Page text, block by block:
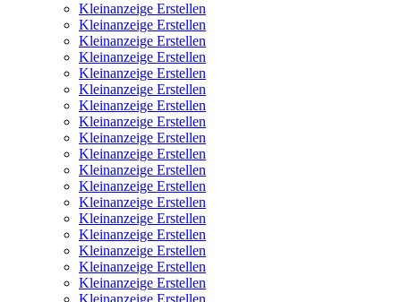
Kleinanzeige Erstellen
Kleinanzeige Erstellen
Kleinanzeige Erstellen
Kleinanzeige Erstellen
Kleinanzeige Erstellen
Kleinanzeige Erstellen
Kleinanzeige Erstellen
Kleinanzeige Erstellen
Kleinanzeige Erstellen
Kleinanzeige Erstellen
Kleinanzeige Erstellen
Kleinanzeige Erstellen
Kleinanzeige Erstellen
Kleinanzeige Erstellen
Kleinanzeige Erstellen
Kleinanzeige Erstellen
Kleinanzeige Erstellen
Kleinanzeige Erstellen
Kleinanzeige Erstellen